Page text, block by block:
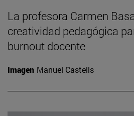
La profesora Carmen
creatividad pedagógica
burnout docente
Imagen Manuel Castells